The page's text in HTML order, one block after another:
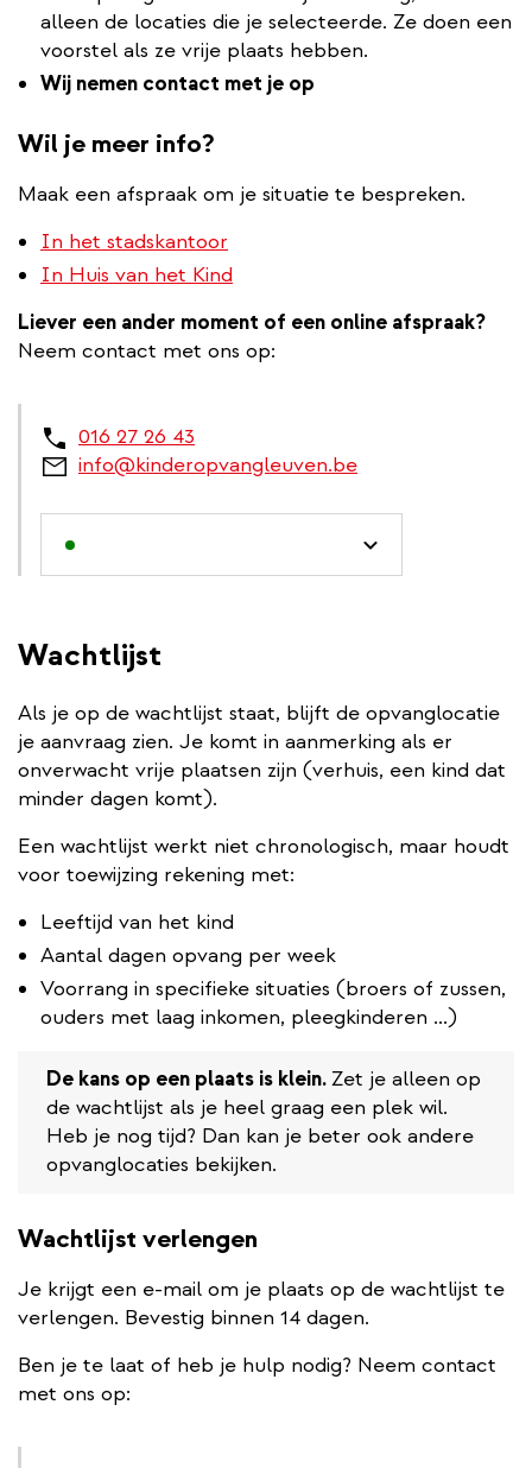
alleen de locaties die je selecteerde. Ze doen een
voorstel als ze vrije plaats hebben.
Wij nemen contact met je op
Wil je meer info?
Maak een afspraak om je situatie te bespreken.
In het stadskantoor
In Huis van het Kind
Liever een ander moment of een online afspraak?
Neem contact met ons op:
016 27 26 43
info@kinderopvangleuven.be
Wachtlijst
Als je op de wachtlijst staat, blijft de opvanglocatie
je aanvraag zien. Je komt in aanmerking als er
onverwacht vrije plaatsen zijn (verhuis, een kind dat
minder dagen komt).
Een wachtlijst werkt niet chronologisch, maar houdt
voor toewijzing rekening met:
Leeftijd van het kind
Aantal dagen opvang per week
Voorrang in specifieke situaties (broers of zussen,
ouders met laag inkomen, pleegkinderen ...)
De kans op een plaats is klein.Zet je alleen op
de wachtlijst als je heel graag een plek wil.
Heb je nog tijd? Dan kan je beter ook andere
opvanglocaties bekijken.
Wachtlijst verlengen
Je krijgt een e-mail om je plaats op de wachtlijst te
verlengen. Bevestig binnen 14 dagen.
Ben je te laat of heb je hulp nodig? Neem contact
met ons op: